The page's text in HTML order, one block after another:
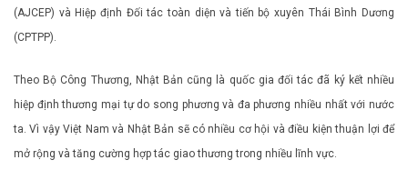
(AJCEP) và Hiệp định Đối tác toàn diện và tiến bộ xuyên Thái Bình Dương
(CPTPP).
Theo Bộ Công Thương, Nhật Bản cũng là quốc gia đối tác đã ký kết nhiều
hiệp định thương mại tự do song phương và đa phương nhiều nhất với nước
ta. Vì vậy Việt Nam và Nhật Bản sẽ có nhiều cơ hội và điều kiện thuận lợi để
mở rộng và tăng cường hợp tác giao thương trong nhiều lĩnh vực.